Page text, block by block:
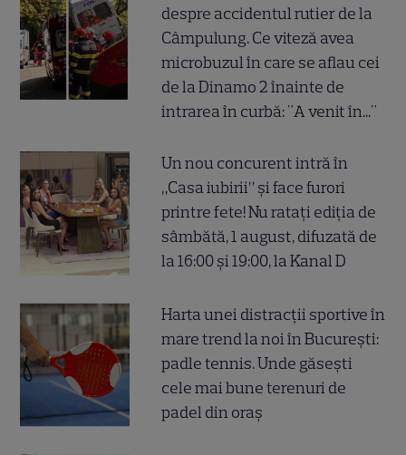
despre accidentul rutier de la
Câmpulung. Ce viteză avea
microbuzul în care se aflau cei
de la Dinamo 2 înainte de
intrarea în curbă: "A venit în..."
Un nou concurent intră în
„Casa iubirii” și face furori
printre fete! Nu ratați ediția de
sâmbătă, 1 august, difuzată de
la 16:00 și 19:00, la Kanal D
Harta unei distracții sportive în
mare trend la noi în București:
padle tennis. Unde găsești
cele mai bune terenuri de
padel din oraș